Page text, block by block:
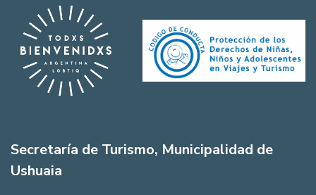
Secretaría de Turismo, Municipalidad de
Ushuaia